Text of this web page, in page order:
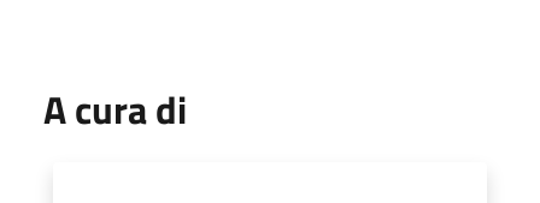
A cura di